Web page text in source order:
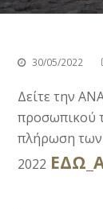
30/05/2022
Δείτε την
προσωπικού
πλήρωση των
2022